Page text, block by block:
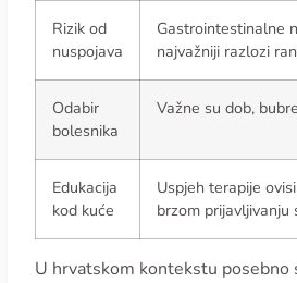
Rizik od
nuspojava
Gastrointestinalne
najvažniji razlozi
Odabir
bolesnika
Važne su dob,
Edukacija
kod kuće
Uspjeh terapije
brzom prijavljivanju
U hrvatskom kontekstu